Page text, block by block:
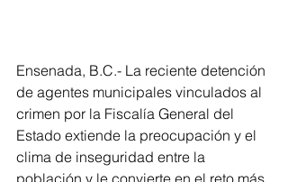
Ensenada, B.C.- La reciente detención
de agentes municipales vinculados al
crimen por la Fiscalía General del
Estado extiende la preocupación y el
clima de inseguridad entre la